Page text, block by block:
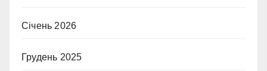
Січень 2026
Грудень 2025